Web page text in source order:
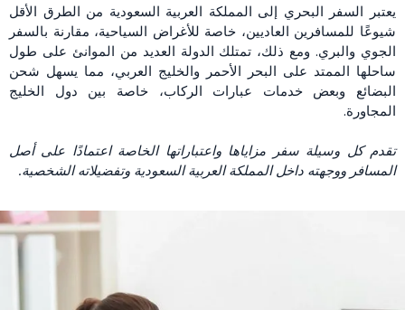
يعتبر السفر البحري إلى المملكة العربية السعودية من الطرق الأقل
شيوعًا للمسافرين العاديين، خاصة للأغراض السياحية، مقارنة بالسفر
الجوي والبري. ومع ذلك، تمتلك الدولة العديد من الموانئ على طول
ساحلها الممتد على البحر الأحمر والخليج العربي، مما يسهل شحن
البضائع وبعض خدمات عبارات الركاب، خاصة بين دول الخليج
المجاورة.
تقدم كل وسيلة سفر مزاياها واعتباراتها الخاصة اعتمادًا على أصل
المسافر ووجهته داخل المملكة العربية السعودية وتفضيلاته الشخصية.